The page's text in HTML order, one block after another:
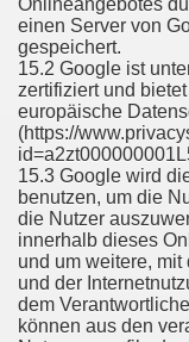
Onlineangebotes
einen Server von
gespeichert.
15.2 Google ist
zertifiziert und
europäische
(https://
15.3 Google wird
benutzen, um die
die Nutzer
innerhalb dieses
und um weitere,
und der
dem
können aus den